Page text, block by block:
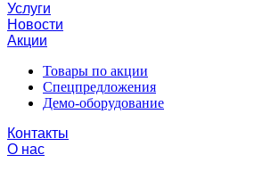
Услуги
Новости
Акции
Товары по акции
Спецпредложения
Демо-оборудование
Контакты
О нас